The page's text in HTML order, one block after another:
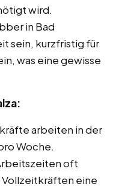
wird.
in Bad
sein, kurzfristig für
was eine gewisse
arbeiten in der
Woche.
oft
eine